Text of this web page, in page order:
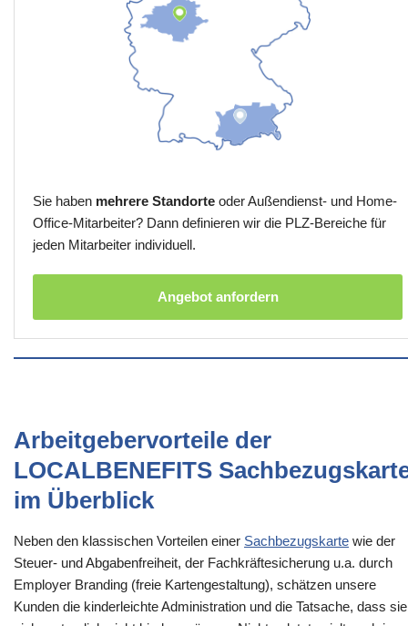
Sie haben mehrere Standorte oder Außendienst- und Home-
Office-Mitarbeiter? Dann definieren wir die PLZ-Bereiche für
jeden Mitarbeiter individuell.
Angebot anfordern
Arbeitgebervorteile der
LOCALBENEFITS
im Überblick
Neben den klassischen Vorteilen einer Sachbezugskarte wie der
Steuer- und Abgabenfreiheit, der Fachkräftesicherung u.a. durch
Employer Branding (freie Kartengestaltung), schätzen unsere
Kunden die kinderleichte Administration und die Tatsache, dass sie